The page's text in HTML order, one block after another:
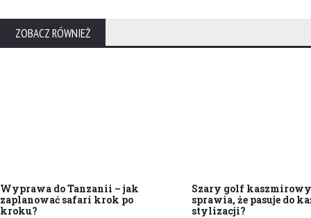
ZOBACZ RÓWNIEŻ
Wyprawa do Tanzanii – jak
zaplanować safari krok po
kroku?
Szary golf kaszmirowy
sprawia, że pasuje do
stylizacji?